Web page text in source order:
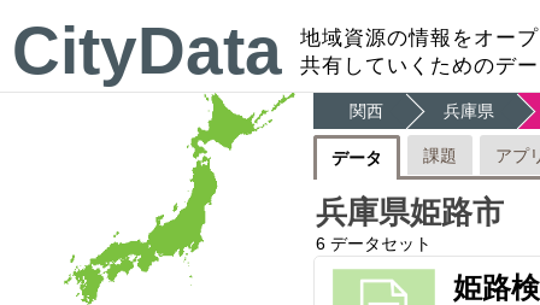
CityData
地域資源の情報をオー
共有していくためのデ
関西 兵庫県
データ 課題 アプ
兵庫県姫路市
6 データセット
姫路